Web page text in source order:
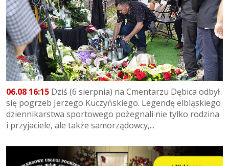
06.08 16:15 Dziś (6 sierpnia) na Cmentarzu Dębica odbył
się pogrzeb Jerzego Kuczyńskiego. Legendę elbląskiego
dziennikarstwa sportowego pożegnali nie tylko rodzina
i przyjaciele, ale także samorządowcy,...